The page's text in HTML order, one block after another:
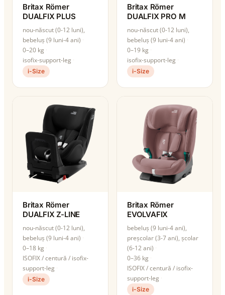
Britax Römer
DUALFIX PLUS
nou-născut (0-12 luni),
bebeluș (9 luni-4 ani)
0–20 kg
isofix-support-leg
i-Size
Britax Römer
DUALFIX PRO M
nou-născut (0-12 luni),
bebeluș (9 luni-4 ani)
0–19 kg
isofix-support-leg
i-Size
Britax Römer
DUALFIX Z-LINE
nou-născut (0-12 luni),
bebeluș (9 luni-4 ani)
0–18 kg
ISOFIX / centură / isofix-
support-leg
i-Size
Britax Römer
EVOLVAFIX
bebeluș (9 luni-4 ani),
preșcolar (3-7 ani), școlar
(6-12 ani)
0–36 kg
ISOFIX / centură / isofix-
support-leg
i-Size